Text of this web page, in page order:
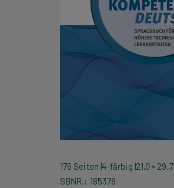
176 Seiten 4-färbig 21,0 × 29,7
SBNR.
185376